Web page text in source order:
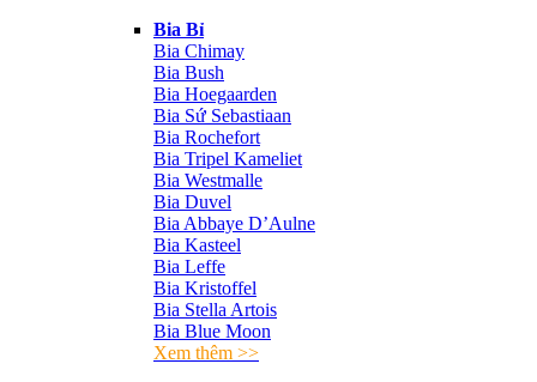
Bia Bỉ
Bia Chimay
Bia Bush
Bia Hoegaarden
Bia Sứ Sebastiaan
Bia Rochefort
Bia Tripel Kameliet
Bia Westmalle
Bia Duvel
Bia Abbaye D’Aulne
Bia Kasteel
Bia Leffe
Bia Kristoffel
Bia Stella Artois
Bia Blue Moon
Xem thêm >>